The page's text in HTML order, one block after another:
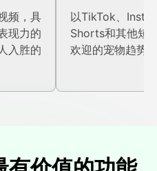
频，具
现力的
入胜的
以TikTok、
Shorts和其他短
欢迎的宠物趋势